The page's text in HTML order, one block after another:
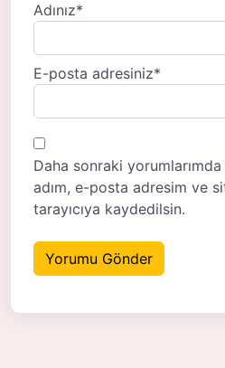
Adınız*
E-posta adresiniz*
Daha sonraki yorumlarımda
adım, e-posta adresim ve
tarayıcıya kaydedilsin.